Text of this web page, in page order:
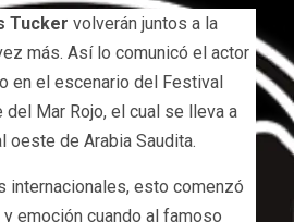
Tucker volverán juntos a la
más. Así lo comunicó el actor
en el escenario del Festival
del Mar Rojo, el cual se lleva a
oeste de Arabia Saudita.
internacionales, esto comenzó
emoción cuando al famoso